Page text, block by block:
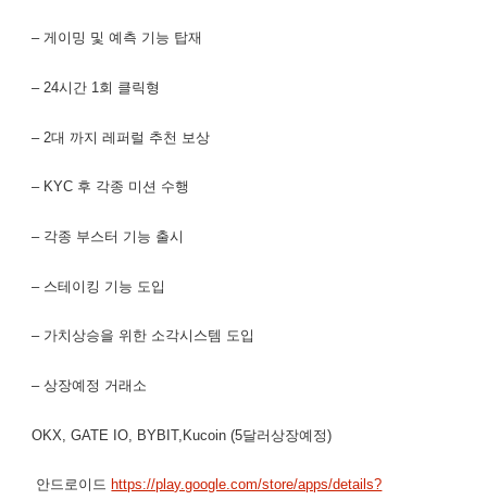
– 게이밍 및 예측 기능 탑재
– 24시간 1회 클릭형
– 2대 까지 레퍼럴 추천 보상
– KYC 후 각종 미션 수행
– 각종 부스터 기능 출시
– 스테이킹 기능 도입
– 가치상승을 위한 소각시스템 도입
– 상장예정 거래소
OKX, GATE IO, BYBIT,Kucoin (5달러상장예정)
안드로이드 https://play.google.com/store/apps/details?